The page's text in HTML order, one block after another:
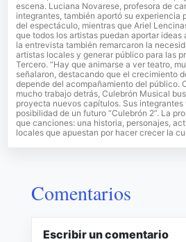
escena. Luciana Novarese, profesora de
integrantes, también aportó su experiencia
del espectáculo, mientras que Ariel
que todos los artistas puedan aportar
la entrevista también remarcaron la
artistas locales y generar público para las
Tercero. “Hay que animarse a ver teatro,
señalaron, destacando que el crecimiento
depende del acompañamiento del público.
mucho trabajo detrás, Culebrón Musical
proyecta nuevos capítulos. Sus
posibilidad de un futuro “Culebrón 2”. La
que canciones: una historia, personajes,
locales que apuestan por hacer crecer la
Comentarios
Escribir un comentario